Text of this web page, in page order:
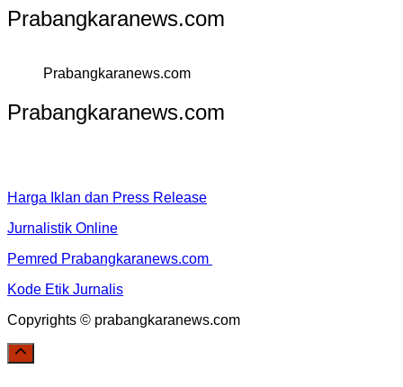
Prabangkaranews.com
Prabangkaranews.com
Prabangkaranews.com
Harga Iklan dan Press Release
Jurnalistik Online
Pemred Prabangkaranews.com
Kode Etik Jurnalis
Copyrights © prabangkaranews.com